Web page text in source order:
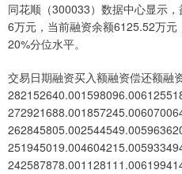
同花顺（300033）数据中心显示
6万元，当前融资余额6125.52万
20%分位水平。
交易日期融资买入额融资偿还额融